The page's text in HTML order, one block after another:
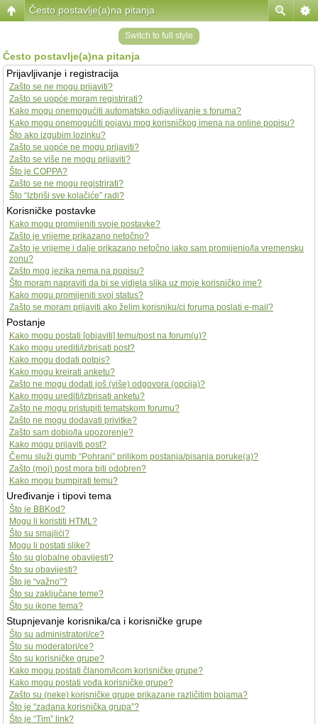
Često postavlje(a)na pitanja
Switch to full style
Često postavlje(a)na pitanja
Prijavljivanje i registracija
Zašto se ne mogu prijaviti?
Zašto se uopće moram registrirati?
Kako mogu onemogućiti automatsko odjavljivanje s foruma?
Kako mogu onemogućiti pojavu mog korisničkog imena na online popisu?
Što ako izgubim lozinku?
Zašto se uopće ne mogu prijaviti?
Zašto se više ne mogu prijaviti?
Što je COPPA?
Zašto se ne mogu registrirati?
Što “Izbriši sve kolačiće” radi?
Korisničke postavke
Kako mogu promijeniti svoje postavke?
Zašto je vrijeme prikazano netočno?
Zašto je vrijeme i dalje prikazano netočno iako sam promijenio/la vremensku
zonu?
Zašto mog jezika nema na popisu?
Što moram napraviti da bi se vidjela slika uz moje korisničko ime?
Kako mogu promijeniti svoj status?
Zašto se moram prijaviti ako želim korisniku/ci foruma poslati e-mail?
Postanje
Kako mogu postati [objaviti] temu/post na forum(u)?
Kako mogu urediti/izbrisati post?
Kako mogu dodati potpis?
Kako mogu kreirati anketu?
Zašto ne mogu dodati još (više) odgovora (opcija)?
Kako mogu urediti/izbrisati anketu?
Zašto ne mogu pristupiti tematskom forumu?
Zašto ne mogu dodavati privitke?
Zašto sam dobio/la upozorenje?
Kako mogu prijaviti post?
Čemu služi gumb “Pohrani” prilikom postanja/pisanja poruke(a)?
Zašto (moj) post mora biti odobren?
Kako mogu bumpirati temu?
Uređivanje i tipovi tema
Što je BBKod?
Mogu li koristiti HTML?
Što su smajlići?
Mogu li postati slike?
Što su globalne obavijesti?
Što su obavijesti?
Što je “važno”?
Što su zaključane teme?
Što su ikone tema?
Stupnjevanje korisnika/ca i korisničke grupe
Što su administratori/ce?
Što su moderatori/ce?
Što su korisničke grupe?
Kako mogu postati članom/icom korisničke grupe?
Kako mogu postati vođa korisničke grupe?
Zašto su (neke) korisničke grupe prikazane različitim bojama?
Što je “zadana korisnička grupa”?
Što je “Tim” link?